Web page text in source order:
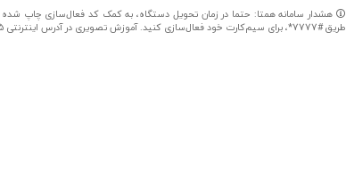
هشدار سامانه همتا: حتما در زمان تحویل دستگاه، به کمک کد فعال‌سازی چاپ شده
طریق #7777*، برای سیم‌کارت خود فعال‌سازی کنید. آموزش تصویری در آدرس اینترنتی hmti.ir/05